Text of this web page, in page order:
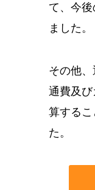
て、今
ました。
その他
通費及
算する
た。